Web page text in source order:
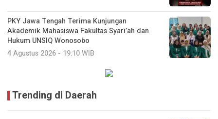
PKY Jawa Tengah Terima Kunjungan
Akademik Mahasiswa Fakultas Syari’ah dan
Hukum UNSIQ Wonosobo
4 Agustus 2026 - 19:10 WIB
Trending di Daerah